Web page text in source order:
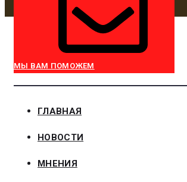
МЫ ВАМ ПОМОЖЕМ
ГЛАВНАЯ
НОВОСТИ
МНЕНИЯ